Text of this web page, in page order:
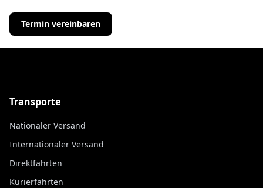
Termin vereinbaren
Transporte
Nationaler Versand
Internationaler Versand
Direktfahrten
Kurierfahrten